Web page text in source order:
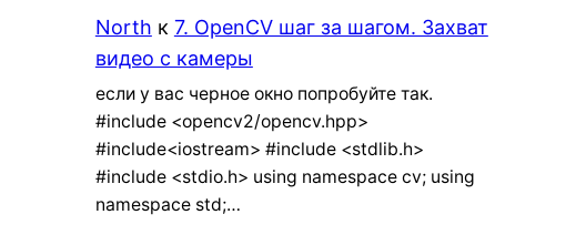
North к 7. OpenCV шаг за шагом. Захват
видео с камеры
если у вас черное окно попробуйте так.
#include <opencv2/opencv.hpp>
#include<iostream> #include <stdlib.h>
#include <stdio.h> using namespace cv; using
namespace std;…